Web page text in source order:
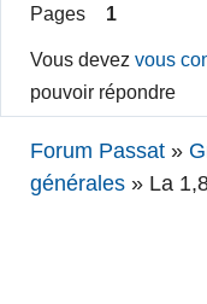
Pages 1
Vous devezvous
pouvoir répondre
Forum Passat »
générales » La